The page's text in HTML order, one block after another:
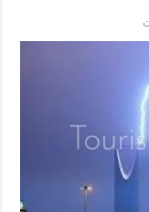
رياح
على
ونجران
تصل
لمكة
المكرمة